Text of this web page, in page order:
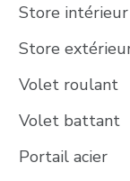
Store intérieur
Store
Volet roulant
Volet battant
Portail acier